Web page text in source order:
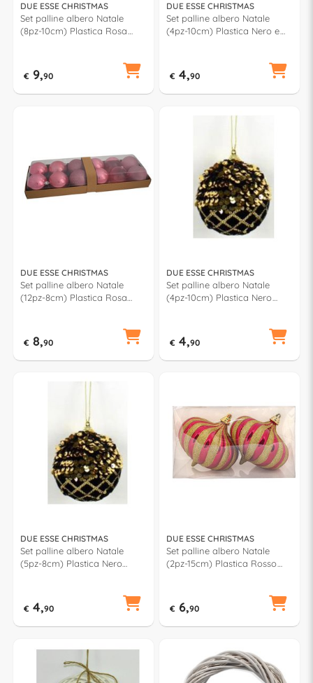
DUE ESSE CHRISTMAS
Set palline albero Natale
(8pz-10cm) Plastica Rosa
€ 9,90
DUE ESSE CHRISTMAS
Set palline albero Natale
(4pz-10cm) Plastica Nero e
€ 4,90
DUE ESSE CHRISTMAS
Set palline albero Natale
(12pz-8cm) Plastica Rosa
€ 8,90
DUE ESSE CHRISTMAS
Set palline albero Natale
(4pz-10cm) Plastica Nero
€ 4,90
DUE ESSE CHRISTMAS
Set palline albero Natale
(5pz-8cm) Plastica Nero
€ 4,90
DUE ESSE CHRISTMAS
Set palline albero Natale
(2pz-15cm) Plastica Rosso
€ 6,90